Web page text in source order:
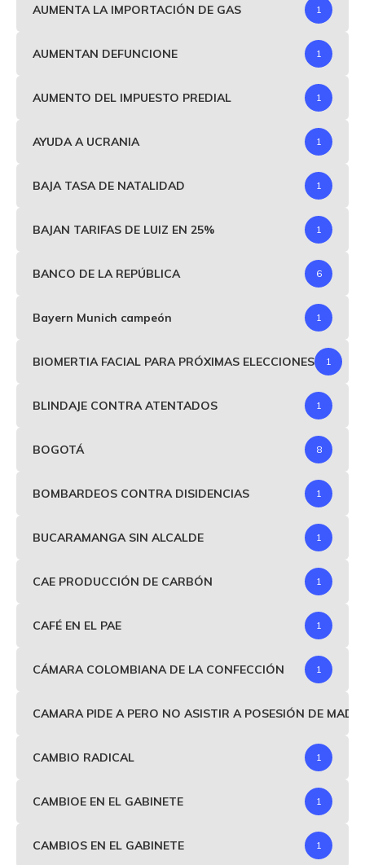
AUMENTA LA IMPORTACIÓN DE GAS 1
AUMENTAN DEFUNCIONE 1
AUMENTO DEL IMPUESTO PREDIAL 1
AYUDA A UCRANIA 1
BAJA TASA DE NATALIDAD 1
BAJAN TARIFAS DE LUIZ EN 25% 1
BANCO DE LA REPÚBLICA 6
Bayern Munich campeón 1
BIOMERTIA FACIAL PARA PRÓXIMAS ELECCIONES 1
BLINDAJE CONTRA ATENTADOS 1
BOGOTÁ 8
BOMBARDEOS CONTRA DISIDENCIAS 1
BUCARAMANGA SIN ALCALDE 1
CAE PRODUCCIÓN DE CARBÓN 1
CAFÉ EN EL PAE 1
CÁMARA COLOMBIANA DE LA CONFECCIÓN 1
CAMARA PIDE A PERO NO ASISTIR A POSESIÓN DE
CAMBIO RADICAL 1
CAMBIOE EN EL GABINETE 1
CAMBIOS EN EL GABINETE 1